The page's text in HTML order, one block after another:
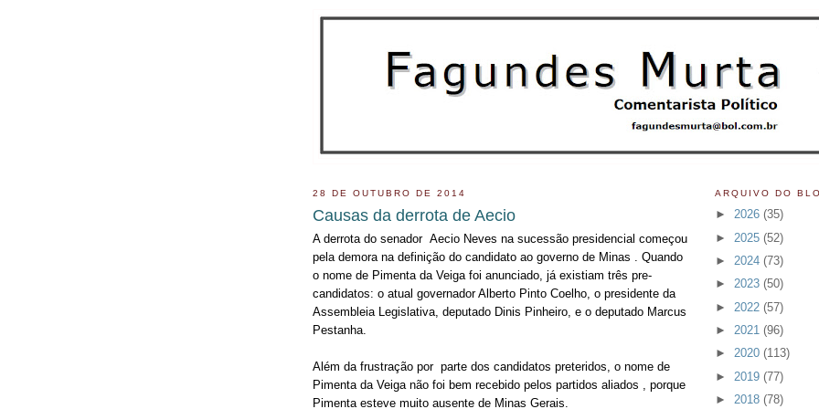
28 DE OUTUBRO DE 2014
Causas da derrota de Aecio
A derrota do senador Aecio Neves na sucessão presidencial começou
pela demora na definição do candidato ao governo de Minas . Quando
o nome de Pimenta da Veiga foi anunciado, já existiam três pre-
candidatos: o atual governador Alberto Pinto Coelho, o presidente da
Assembleia Legislativa, deputado Dinis Pinheiro, e o deputado Marcus
Pestanha.
Além da frustração por parte dos candidatos preteridos, o nome de
Pimenta da Veiga não foi bem recebido pelos partidos aliados , porque
Pimenta esteve muito ausente de Minas Gerais.
ARQUIVO DO
► 2026 (35)
► 2025 (52)
► 2024 (73)
► 2023 (50)
► 2022 (57)
► 2021 (96)
► 2020 (113)
► 2019 (77)
► 2018 (78)